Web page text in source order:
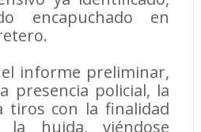
encapuchado en
el informe preliminar,
presencia policial, la
tiros con la finalidad
la huida, viéndose